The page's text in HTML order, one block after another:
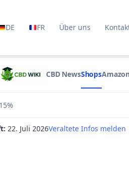
DE FR Über uns
Wiki CBD NewsShops
22. Juli 2026Veraltete Infos melden